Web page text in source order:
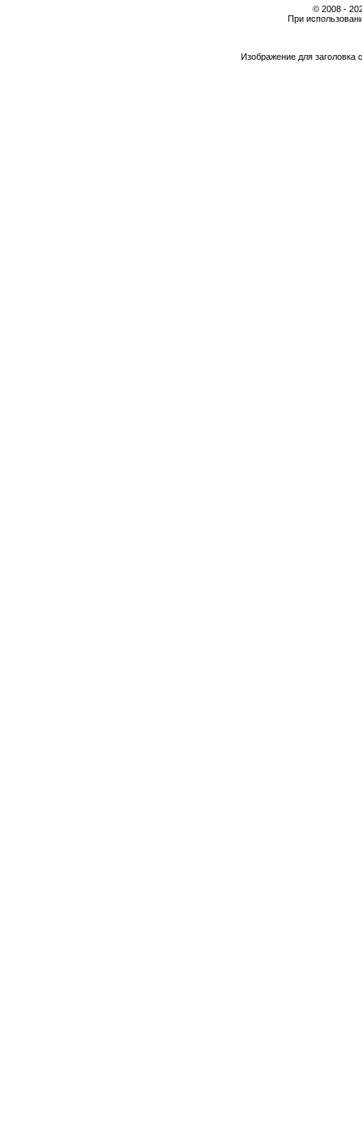
© 2008 -
При
Изображение для